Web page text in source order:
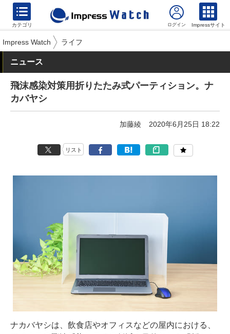
カテゴリ Impressサイト
Impress Watch ライフ
ニュース
飛沫感染対策用折りたたみ式パーティション。ナ
カバヤシ
加藤綾 2020年6月25日 18:22
リスト
ナカバヤシは、飲食店やオフィスなどの屋内における、